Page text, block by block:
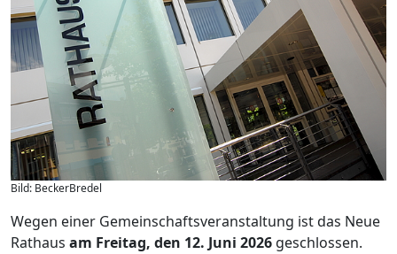
Bild: BeckerBredel
Wegen einer Gemeinschaftsveranstaltung ist das Neue
Rathaus am Freitag, den 12. Juni 2026 geschlossen.